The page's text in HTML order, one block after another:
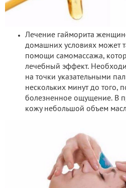
Лечение гайморита
домашних условиях может
помощи самомассажа,
лечебный эффект.
на точки указательными
нескольких минут до того,
болезненное ощущение. В
кожу небольшой объем